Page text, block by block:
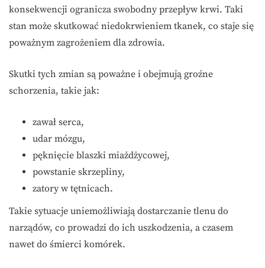
konsekwencji ogranicza swobodny przepływ krwi. Taki
stan może skutkować niedokrwieniem tkanek, co staje się
poważnym zagrożeniem dla zdrowia.
Skutki tych zmian są poważne i obejmują groźne
schorzenia, takie jak:
zawał serca,
udar mózgu,
pęknięcie blaszki miażdżycowej,
powstanie skrzepliny,
zatory w tętnicach.
Takie sytuacje uniemożliwiają dostarczanie tlenu do
narządów, co prowadzi do ich uszkodzenia, a czasem
nawet do śmierci komórek.